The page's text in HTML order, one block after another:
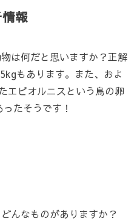
報
は何だと思いますか？正解
もあります。また、およ
エピオルニスという鳥の卵
たそうです！
んなものがありますか？